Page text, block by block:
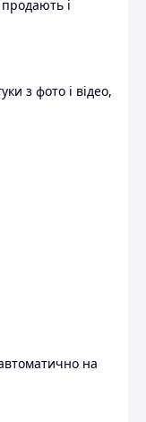
і
з фото і відео,
на